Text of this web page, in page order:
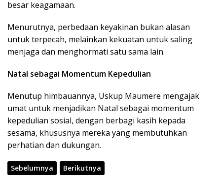
besar keagamaan.
Menurutnya, perbedaan keyakinan bukan alasan
untuk terpecah, melainkan kekuatan untuk saling
menjaga dan menghormati satu sama lain.
Natal sebagai Momentum Kepedulian
Menutup himbauannya, Uskup Maumere mengajak
umat untuk menjadikan Natal sebagai momentum
kepedulian sosial, dengan berbagi kasih kepada
sesama, khususnya mereka yang membutuhkan
perhatian dan dukungan.
Sebelumnya Berikutnya